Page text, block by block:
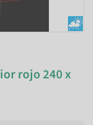
rojo 240 x